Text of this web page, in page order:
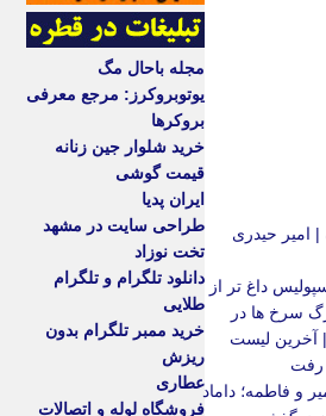
| امیر حیدری
داغ تر از
بزرگ سرخ ها در
| آخرین لیست
رفت
و فاطمه؛ داماد
مجله باحال مگ
یوتوبروکرز: مرجع معرفی
بروکرها
خرید شلوار جین زنانه
قیمت گوشی
ایران پدیا
طراحی سایت در مشهد
تخت نوزاد
دانلود تلگرام و تلگرام
طلایی
خرید ممبر تلگرام بدون
ریزش
عطاری
فروشگاه لوله و اتصالات